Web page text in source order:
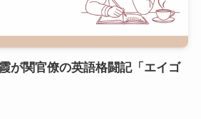
が関官僚の英語格闘記「エイゴ